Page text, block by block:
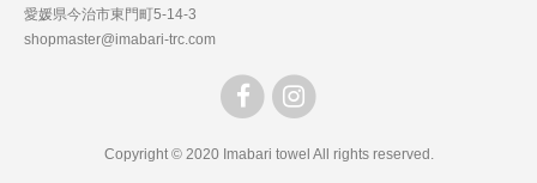
愛媛県今治市東門町5-14-3
shopmaster@imabari-trc.com
Copyright © 2020 Imabari towel All rights reserved.